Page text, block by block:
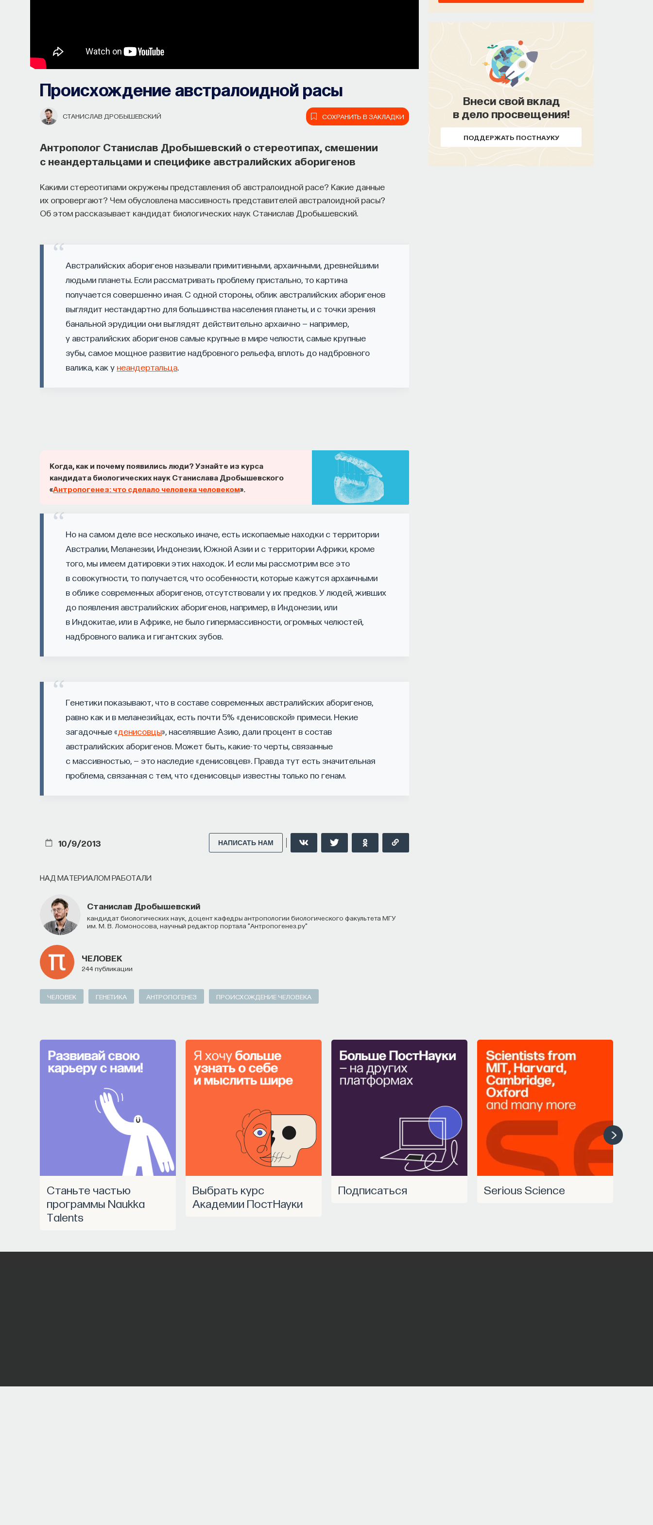
Происхождение австралоидной расы
СТАНИСЛАВ ДРОБЫШЕВСКИЙ СОХРАНИТЬ В ЗАКЛАДКИ
Антрополог Станислав Дробышевский о стереотипах, смешении
с неандертальцами и специфике австралийских аборигенов
Какими стереотипами окружены представления об австралоидной расе? Какие данные
их опровергают? Чем обусловлена массивность представителей австралоидной расы?
Об этом рассказывает кандидат биологических наук Станислав Дробышевский.
Австралийских аборигенов называли примитивными, архаичными, древнейшими
людьми планеты. Если рассматривать проблему пристально, то картина
получается совершенно иная. С одной стороны, облик австралийских аборигенов
выглядит нестандартно для большинства населения планеты, и с точки зрения
банальной эрудиции они выглядят действительно архаично — например,
у австралийских аборигенов самые крупные в мире челюсти, самые крупные
зубы, самое мощное развитие надбровного рельефа, вплоть до надбровного
валика, как у неандертальца
Когда, как и почему появились люди? Узнайте из курса
кандидата биологических наук Станислава Дробышевского
«Антропогенез: что сделало человека человеком».
Но на самом деле все несколько иначе, есть ископаемые находки с территории
Австралии, Меланезии, Индонезии, Южной Азии и с территории Африки, кроме
того, мы имеем датировки этих находок. И если мы рассмотрим все это
в совокупности, то получается, что особенности, которые кажутся архаичными
в облике современных аборигенов, отсутствовали у их предков. У людей, живших
до появления австралийских аборигенов, например, в Индонезии, или
в Индокитае, или в Африке, не было гипермассивности, огромных челюстей,
надбровного валика и гигантских зубов.
Генетики показывают, что в составе современных австралийских аборигенов,
равно как и в меланезийцах, есть почти 5% «денисовской» примеси. Некие
загадочные «денисовцы», населявшие Азию, дали процент в состав
австралийских аборигенов. Может быть, какие-то черты, связанные
с массивностью, — это наследие «денисовцев». Правда тут есть значительная
проблема, связанная с тем, что «денисовцы» известны только по генам.
10/9/2013 НАПИСАТЬ НАМ
НАД МАТЕРИАЛОМ РАБОТАЛИ
Станислав Дробышевский
кандидат биологических наук, доцент кафедры антропологии биологического факультета МГУ
им. М. В. Ломоносова, научный редактор портала "Антропогенез.ру"
ЧЕЛОВЕК
244 публикации
ЧЕЛОВЕК ГЕНЕТИКА АНТРОПОГЕНЕЗ ПРОИСХОЖДЕНИЕ ЧЕЛОВЕКА
Внеси свой вклад
в дело просвещения!
ПОДДЕРЖАТЬ ПОСТНАУКУ
Станьте частью
программы Naukka
Talents
Выбрать курс
Академии ПостНауки
Подписаться Serious Science
с передачей сигналов от нейромедиаторов?
Как устроена наша нервная система на структурном, клеточном и молекулярном уровнях?
В чем состоит роль нейромедиаторов при управлении психическими и физическими
процессами? Как появляются зависимость, утомление, состояние эйфории или азарта?
Каково воздействие на работу мозга гормонов, иммунной системы?
Ответы на эти и другие вопросы можно найти, записавшисьна курс «Химия между
нейронами: вещества, которые управляют нами»
Пройдя этот курс, вы научитесь:
— Осознавать связь своего поведения и эмоций с активностью нейромедиаторов мозга
— доктор биологических наук, профессор кафедры
физиологии человека и животных биологического факультета МГУ им. М.В. Ломоносова
НАД МАТЕРИАЛОМ РАБОТАЛИ
Вячеслав Дубынин
биологического факультета МГУ им. М. В. Ломоносова, специалист в области физиологии мозга
ХИМИЯ МЕЖДУ НЕЙРОНАМИ
СОХРАНИТЬ КУРС
Внеси свой вклад
в дело просвещения!
ПОДДЕРЖАТЬ ПОСТНАУКУ